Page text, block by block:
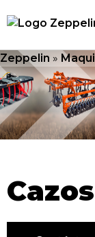
Zeppelin »
Cazos